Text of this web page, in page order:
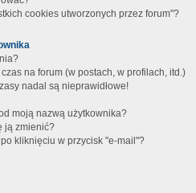
cookies utworzonych przez forum"?
na forum (w postach, w profilach, itd.)
nadal są nieprawidłowe!
moją nazwą użytkownika?
ją zmienić?
kliknięciu w przycisk "e-mail"?